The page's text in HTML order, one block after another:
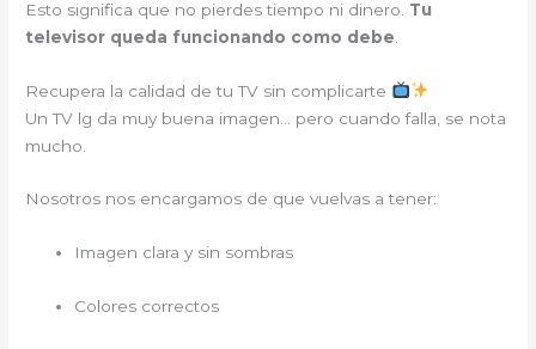
Esto significa que no pierdes tiempo ni dinero. Tu
televisor queda funcionando como debe
Recupera la calidad de tu TV sin complicarte
Un TV lg da muy buena imagen… pero cuando falla, se nota
mucho.
Nosotros nos encargamos de que vuelvas a tener:
Imagen clara y sin sombras
Colores correctos